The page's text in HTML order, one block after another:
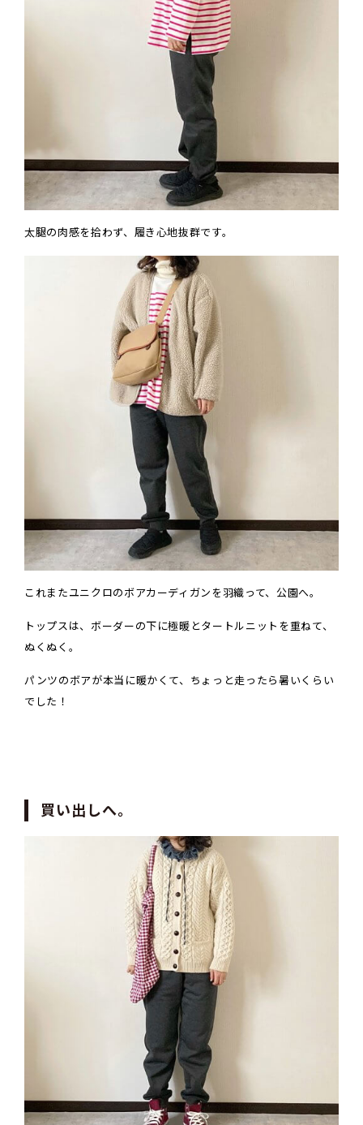
太腿の肉感を拾わず、履き心地抜群です。
これまたユニクロのボアカーディガンを羽織って、公園へ。
トップスは、ボーダーの下に極暖とタートルニットを重ねて、
ぬくぬく。
パンツのボアが本当に暖かくて、ちょっと走ったら暑いくらい
でした！
買い出しへ。